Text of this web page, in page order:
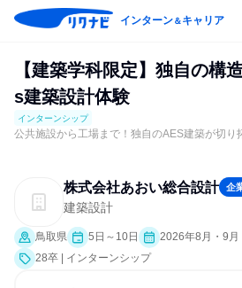
インターン＆キャリア
【建築学科限定】独自の構
s建築設計体験
インターンシップ
公共施設から工場まで！独自のAES建築が切り
株式会社あおい総合設計 企
建築設計
鳥取県 5日～10日
2026年8月・9月
28卒 | インターンシップ